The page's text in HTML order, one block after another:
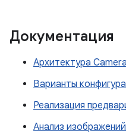
Документация
Архитектура
Варианты
Реализация
Анализ изображений